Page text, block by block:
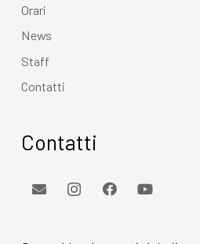
Orari
News
Staff
Contatti
Contatti